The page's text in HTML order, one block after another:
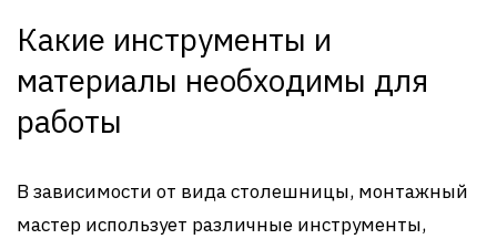
Какие инструменты и
материалы необходимы для
работы
В зависимости от вида столешницы, монтажный
мастер использует различные инструменты,